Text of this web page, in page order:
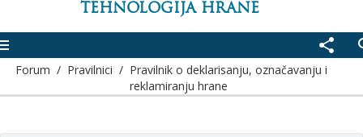
TEHNOLOGIJA HRANE
share
Forum / Pravilnici / Pravilnik o deklarisanju, označavanju i
reklamiranju hrane